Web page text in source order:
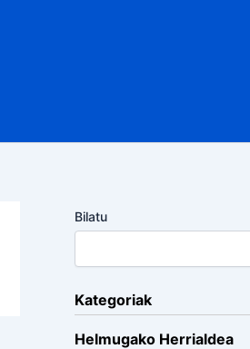
Bilatu
Kategoriak
Helmugako Herrialdea